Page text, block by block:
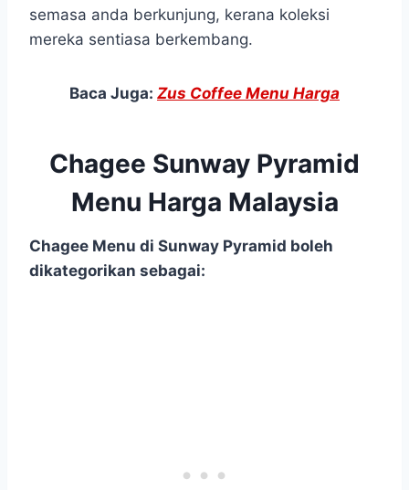
semasa anda berkunjung, kerana koleksi
mereka sentiasa berkembang.
Baca Juga: Zus Coffee Menu Harga
Chagee Sunway Pyramid
Menu Harga Malaysia
Chagee Menu di Sunway Pyramid boleh
dikategorikan sebagai: